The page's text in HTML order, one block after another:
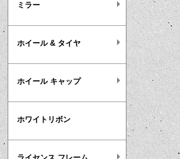
ミラー
ホイール & タイヤ
ホイール キャップ
ホワイトリボン